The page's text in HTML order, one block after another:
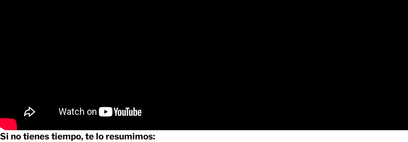
Si no tienes tiempo, te lo resumimos: